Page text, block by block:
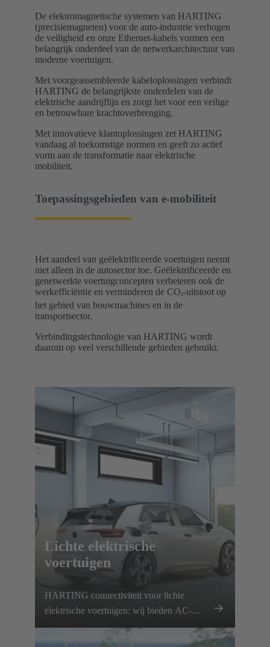
De elektromagnetische systemen van HARTING
(precisiemagneten) voor de auto-industrie verhogen
de veiligheid en onze Ethernet-kabels vormen een
belangrijk onderdeel van de netwerkarchitectuur van
moderne voertuigen.
Met voorgeassembleerde kabeloplossingen verbindt
HARTING de belangrijkste onderdelen van de
elektrische aandrijflijn en zorgt het voor een veilige
en betrouwbare krachtoverbrenging.
Met innovatieve klantoplossingen zet HARTING
vandaag al toekomstige normen en geeft zo actief
vorm aan de transformatie naar elektrische
mobiliteit.
Toepassingsgebieden van e-mobiliteit
Het aandeel van geëlektrificeerde voertuigen neemt
niet alleen in de autosector toe. Geëlektrificeerde en
genetwerkte voertuigconcepten verbeteren ook de
werkefficiëntie en verminderen de CO²-uitstoot op
het gebied van bouwmachines en in de
transportsector.
Verbindingstechnologie van HARTING wordt
daarom op veel verschillende gebieden gebruikt.
Lichte elektrische
voertuigen
HARTING connectiviteit voor lichte
elektrische voertuigen: wij bieden AC-
laadkabels, DC-interfaces,
elektromagnetische systemen en